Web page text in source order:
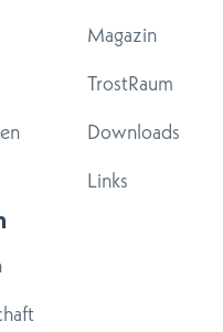
Magazin
TrostRaum
Downloads
Links